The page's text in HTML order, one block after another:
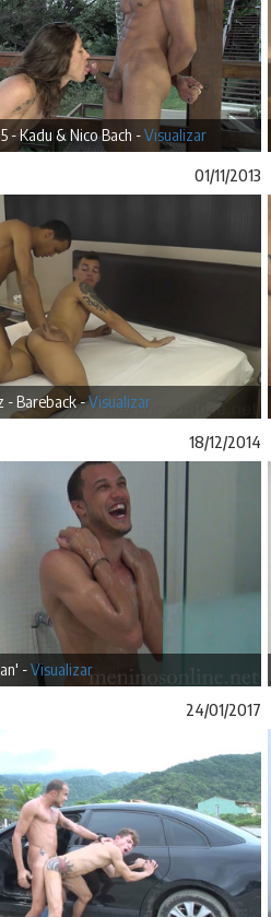
- Kadu & Nico Bach -Visualizar
01/11/2013
- Bareback -Visualizar
18/12/2014
-Visualizar
24/01/2017